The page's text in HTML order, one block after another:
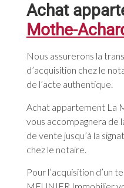
Achat
Mothe-
Nous assurerons la
d’acquisition chez le
de l’acte authentique.
Achat appartement La
vous accompagnera de
de vente jusqu’à la
chez le notaire.
Pour l’acquisition d’un